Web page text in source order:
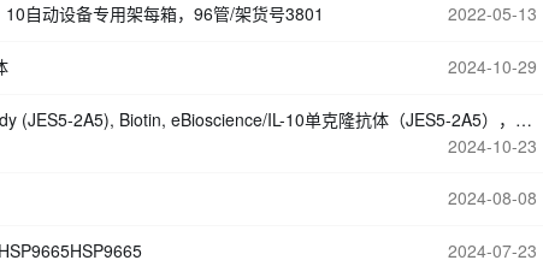
自动设备专用架每箱，96管/架货号3801 2022-05-13
2024-10-29
Biotin, eBioscience/IL-10单克隆抗体（JES5-2A5），生物素，eBioscience
2024-10-23
2024-08-08
2024-07-23